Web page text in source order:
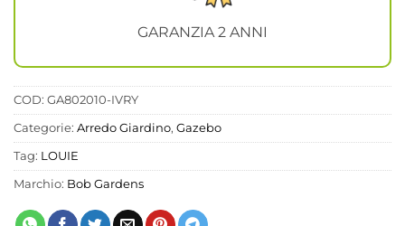
GARANZIA 2 ANNI
COD: GA802010-IVRY
Categorie: Arredo Giardino, Gazebo
Tag: LOUIE
Marchio: Bob Gardens